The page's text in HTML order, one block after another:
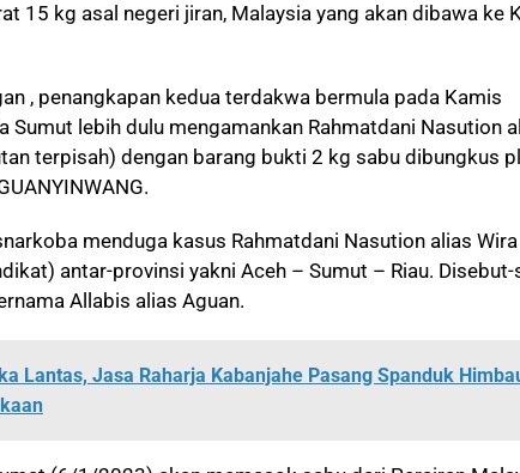
15 kg asal negeri jiran, Malaysia yang akan dibawa ke
, penangkapan kedua terdakwa bermula pada Kamis
lebih dulu mengamankan Rahmatdani Nasution
terpisah) dengan barang bukti 2 kg sabu dibungkus
menduga kasus Rahmatdani Nasution alias Wira
antar-provinsi yakni Aceh – Sumut – Riau. Disebut-
Allabis alias Aguan.
Lantas, Jasa Raharja Kabanjahe Pasang Spanduk